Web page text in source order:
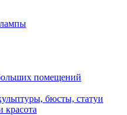
помещений
красота